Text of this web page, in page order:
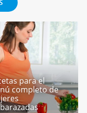
para el
completo de